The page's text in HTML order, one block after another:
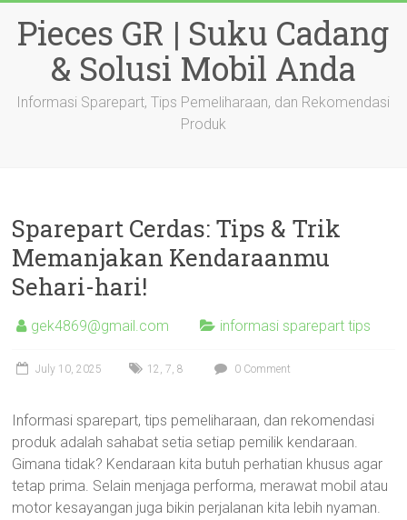
content
Pieces GR | Suku Cadang
& Solusi Mobil Anda
Informasi Sparepart, Tips Pemeliharaan, dan Rekomendasi
Produk
Sparepart Cerdas: Tips & Trik
Memanjakan Kendaraanmu
Sehari-hari!
gek4869@gmail.com informasi sparepart tips
July 10, 2025 12 ,7,8 0 Comment
Informasi sparepart, tips pemeliharaan, dan rekomendasi
produk adalah sahabat setia setiap pemilik kendaraan.
Gimana tidak? Kendaraan kita butuh perhatian khusus agar
tetap prima. Selain menjaga performa, merawat mobil atau
motor kesayangan juga bikin perjalanan kita lebih nyaman.